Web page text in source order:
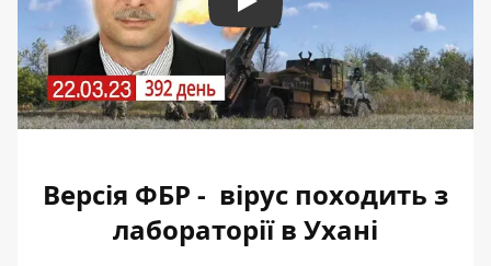
Play
Версія ФБР - вірус походить з
лабораторії в Ухані